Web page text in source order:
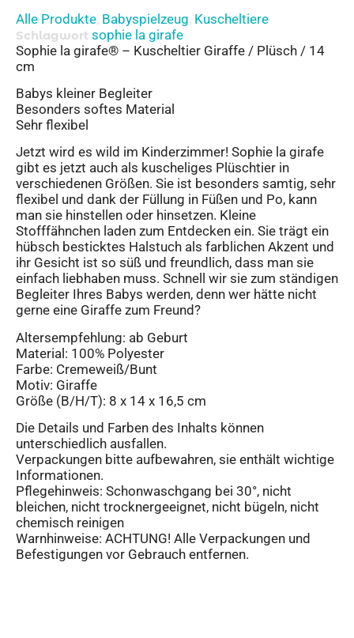
Alle Produkte, Babyspielzeug, Kuscheltiere
Schlagwort sophie la girafe
Sophie la girafe® – Kuscheltier Giraffe / Plüsch / 14
cm
Babys kleiner Begleiter
Besonders softes Material
Sehr flexibel
Jetzt wird es wild im Kinderzimmer! Sophie la girafe
gibt es jetzt auch als kuscheliges Plüschtier in
verschiedenen Größen. Sie ist besonders samtig, sehr
flexibel und dank der Füllung in Füßen und Po, kann
man sie hinstellen oder hinsetzen. Kleine
Stofffähnchen laden zum Entdecken ein. Sie trägt ein
hübsch besticktes Halstuch als farblichen Akzent und
ihr Gesicht ist so süß und freundlich, dass man sie
einfach liebhaben muss. Schnell wir sie zum ständigen
Begleiter Ihres Babys werden, denn wer hätte nicht
gerne eine Giraffe zum Freund?
Altersempfehlung: ab Geburt
Material: 100% Polyester
Farbe: Cremeweiß/Bunt
Motiv: Giraffe
Größe (B/H/T): 8 x 14 x 16,5 cm
Die Details und Farben des Inhalts können
unterschiedlich ausfallen.
Verpackungen bitte aufbewahren, sie enthält wichtige
Informationen.
Pflegehinweis: Schonwaschgang bei 30°, nicht
bleichen, nicht trocknergeeignet, nicht bügeln, nicht
chemisch reinigen
Warnhinweise: ACHTUNG! Alle Verpackungen und
Befestigungen vor Gebrauch entfernen.